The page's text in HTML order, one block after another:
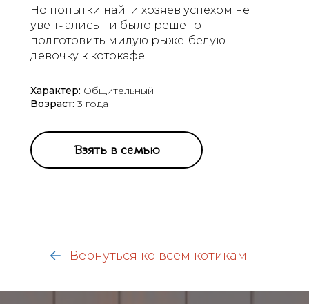
Но попытки найти хозяев успехом не
увенчались - и было решено
подготовить милую рыже-белую
девочку к котокафе.
Характер: Общительный
Возраст: 3 года
Взять в семью
Вернуться ко всем котикам